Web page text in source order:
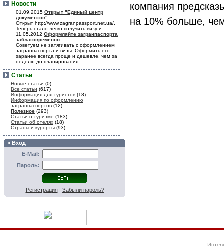
Новости
01.09.2015 Открыт "Единый центр
документов"
Открыт http://www.zagranpassport.net.ua/,
Теперь стало легко получить визу и ...
11.05.2012 Оформляйте загранпаспорта
заблаговременно
Советуем не затягивать с оформлением
загранпаспорта и визы. Оформить его
заранее всегда проще и дешевле, чем за
неделю до планирования ...
Статьи
Новые статьи (0)
Все статьи (617)
Информация для туристов (18)
Информация по оформлению
загранпаспортов (12)
Полезное (293)
Статьи о туризме (183)
Статьи об отелях (18)
Страны и курорты (93)
» Вход
E-Mail:
Пароль:
Регистрация| Забыли пароль?
компания
на 10% больше,